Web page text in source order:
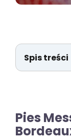
Spis treści
Pies